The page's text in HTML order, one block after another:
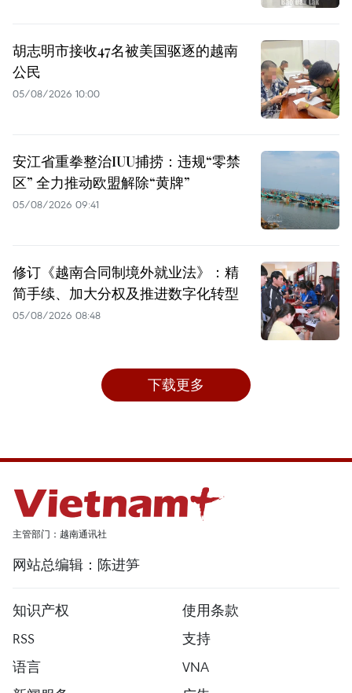
胡志明市接收47名被美国驱逐的越南
公民
05/08/2026 10:00
安江省重拳整治IUU捕捞：违规“零禁
区” 全力推动欧盟解除“黄牌”
05/08/2026 09:41
修订《越南合同制境外就业法》：精
简手续、加大分权及推进数字化转型
05/08/2026 08:48
下载更多
主管部门：越南通讯社
网站总编辑：陈进笋
知识产权
使用条款
RSS
支持
语言
VNA